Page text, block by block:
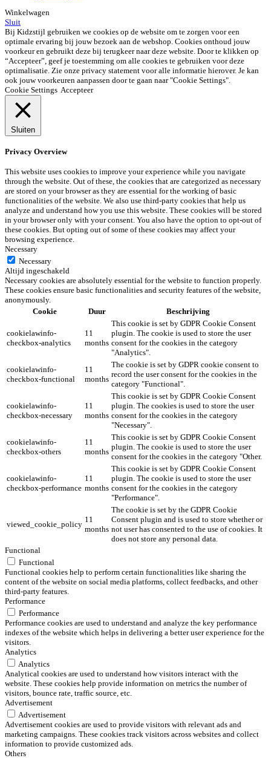
Winkelwagen
Sluit
Bij Kidzstijl gebruiken we cookies op de website om te zorgen voor een
optimale ervaring bij jouw bezoek aan de webshop. Cookies onthoud jouw
voorkeur en gebruikt deze bij terugkeer naar deze website. Door te klikken op
“Accepteer”, geef je toestemming om alle cookies te gebruiken voor deze
optimalisatie. Zie onze privacy statement voor alle informatie hierover. Je kan
ook jouw voorkeuren aanpassen door te gaan naar "Cookie Settings".
Cookie Settings Accepteer
Sluiten
Privacy Overview
This website uses cookies to improve your experience while you navigate
through the website. Out of these, the cookies that are categorized as necessary
are stored on your browser as they are essential for the working of basic
functionalities of the website. We also use third-party cookies that help us
analyze and understand how you use this website. These cookies will be stored
in your browser only with your consent. You also have the option to opt-out of
these cookies. But opting out of some of these cookies may affect your
browsing experience.
Necessary
Necessary
Altijd ingeschakeld
Necessary cookies are absolutely essential for the website to function properly.
These cookies ensure basic functionalities and security features of the website,
anonymously.
Cookie
Duur Beschrijving
cookielawinfo-
checkbox-analytics
11
months
This cookie is set by GDPR Cookie Consent
plugin. The cookie is used to store the user
consent for the cookies in the category
"Analytics".
cookielawinfo-
checkbox-functional
11
months
The cookie is set by GDPR cookie consent to
record the user consent for the cookies in the
category "Functional".
cookielawinfo-
checkbox-necessary
11
months
This cookie is set by GDPR Cookie Consent
plugin. The cookies is used to store the user
consent for the cookies in the category
"Necessary".
cookielawinfo-
checkbox-others
11
months
This cookie is set by GDPR Cookie Consent
plugin. The cookie is used to store the user
consent for the cookies in the category "Other.
cookielawinfo-
checkbox-performance
11
months
This cookie is set by GDPR Cookie Consent
plugin. The cookie is used to store the user
consent for the cookies in the category
"Performance".
viewed_cookie_policy
11
months
The cookie is set by the GDPR Cookie
Consent plugin and is used to store whether or
not user has consented to the use of cookies. It
does not store any personal data.
Functional
Functional
Functional cookies help to perform certain functionalities like sharing the
content of the website on social media platforms, collect feedbacks, and other
third-party features.
Performance
Performance
Performance cookies are used to understand and analyze the key performance
indexes of the website which helps in delivering a better user experience for the
visitors.
Analytics
Analytics
Analytical cookies are used to understand how visitors interact with the
website. These cookies help provide information on metrics the number of
visitors, bounce rate, traffic source, etc.
Advertisement
Advertisement
Advertisement cookies are used to provide visitors with relevant ads and
marketing campaigns. These cookies track visitors across websites and collect
information to provide customized ads.
Others